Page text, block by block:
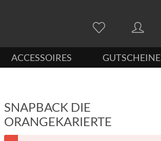
ACCESSOIRES GUTSCHEINE
SNAPBACK DIE
ORANGEKARIERTE